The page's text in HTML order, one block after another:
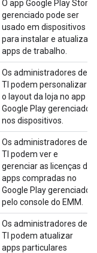
O app Google Play Store
gerenciado pode ser
usado em dispositivos
para instalar e atualizar
apps de trabalho.
Os administradores de
TI podem personalizar
o layout da loja no app
Google Play gerenciado
nos dispositivos.
Os administradores de
TI podem ver e
gerenciar as licenças de
apps compradas no
Google Play gerenciado
pelo console do EMM.
Os administradores de
TI podem atualizar
apps particulares